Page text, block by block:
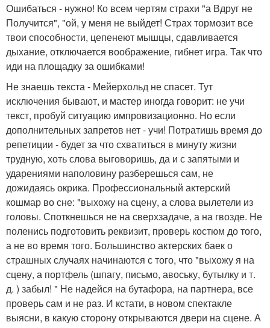
Ошибаться - нужно! Ко всем чертям страхи "а Вдруг не
Получится", "ой, у меня не выйдет! Страх тормозит все
твои способности, цепенеют мышцы, сдавливается
дыхание, отключается воображение, гибнет игра. Так что
иди на площадку за ошибками!
Не знаешь текста - Мейерхольд не спасет. Тут
исключения бывают, и мастер иногда говорит: не учи
текст, пробуй ситуацию импровизационно. Но если
дополнительных запретов нет - учи! Потратишь время до
репетиции - будет за что схватиться в минуту жизни
трудную, хоть слова выговоришь, да и с запятыми и
ударениями наполовину разберешься сам, не
дожидаясь окрика. Профессиональный актерский
кошмар во сне: "выхожу на сцену, а слова вылетели из
головы. Споткнешься не на сверхзадаче, а на гвозде. Не
поленись подготовить реквизит, проверь костюм до того,
а не во время того. Большинство актерских баек о
страшных случаях начинаются с того, что "выхожу я на
сцену, а портфель (шпагу, письмо, авоську, бутылку и т.
д. ) забыл! " Не надейся на бутафора, на партнера, все
проверь сам и не раз. И кстати, в новом спектакле
выясни, в какую сторону открываются двери на сцене. А